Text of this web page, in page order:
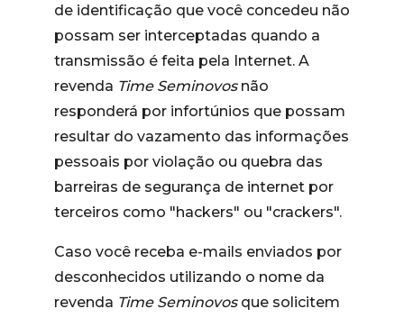
de identificação que você concedeu não
possam ser interceptadas quando a
transmissão é feita pela Internet. A
revenda Time Seminovosnão
responderá por infortúnios que possam
resultar do vazamento das informações
pessoais por violação ou quebra das
barreiras de segurança de internet por
terceiros como "hackers" ou "crackers".
Caso você receba e-mails enviados por
desconhecidos utilizando o nome da
revenda Time Seminovosque solicitem